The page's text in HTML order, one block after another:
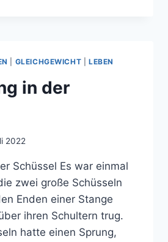
GLEICHGEWICHT |LEBEN
in der
2022
Schüssel Es war einmal
zwei große Schüsseln
Enden einer Stange
ihren Schultern trug.
hatte einen Sprung,